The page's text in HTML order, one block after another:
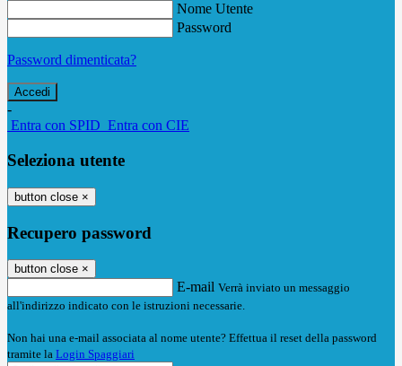
Nome Utente
Password
Password dimenticata?
-
Entra con SPID Entra con CIE
Seleziona utente
button close ×
Recupero password
button close ×
E-mail Verrà inviato un messaggio
all'indirizzo indicato con le istruzioni necessarie.
Non hai una e-mail associata al nome utente? Effettua il reset della password
tramite la Login Spaggiari